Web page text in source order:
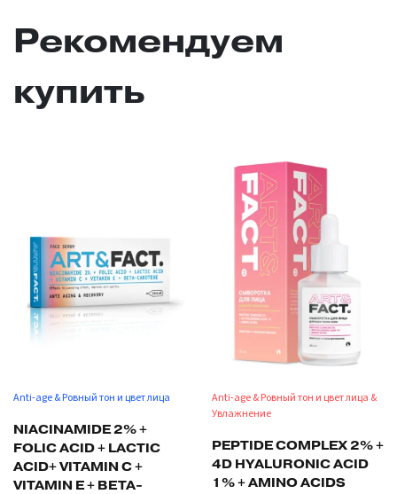
Рекомендуем
купить
Anti-age & Ровный тон и цвет лица
NIACINAMIDE 2% +
FOLIC ACID + LACTIC
ACID+ VITAMIN C +
VITAMIN E + BETA-
Anti-age & Ровный тон и цвет лица &
Увлажнение
PEPTIDE COMPLEX 2% +
4D HYALURONIC ACID
1% + AMINO ACIDS